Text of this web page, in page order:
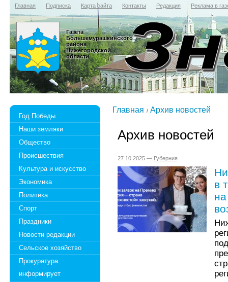
Главная Подписка Карта сайта Контакты Редакция Реклама в
Газета
Большемурашкинского
района
Нижегородской
области
Год Победы
Наши земляки
Общество
Происшествия
Культура и искусство
Экономика
Политика
Спорт
Праздники
Новости редакции
Сельское хозяйство
Прокуратура
информирует
Главная Архив новостей
Архив новостей
27.10.2025 — Губерния
в